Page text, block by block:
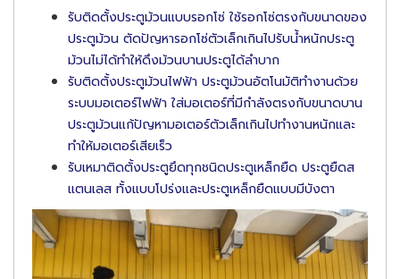
รับติดตั้งประตูม้วนแบบรอกโซ่ ใช้รอกโซ่ตรงกับขนาดของ
ประตูม้วน ตัดปัญหารอกโซ่ตัวเล็กเกินไปรับน้ำหนักประตู
ม้วนไม่ได้ทำให้ดึงม้วนบานประตูได้ลำบาก
รับติดตั้งประตูม้วนไฟฟ้า ประตูม้วนอัตโนมัติทำงานด้วย
ระบบมอเตอร์ไฟฟ้า ใส่มอเตอร์ที่มีกำลังตรงกับขนาดบาน
ประตูม้วนแก้ปัญหามอเตอร์ตัวเล็กเกินไปทำงานหนักและ
ทำให้มอเตอร์เสียเร็ว
รับเหมาติดตั้งประตูยึดทุกชนิดประตูเหล็กยืด ประตูยืดส
แตนเลส ทั้งแบบโปร่งและประตูเหล็กยืดแบบมีบังตา